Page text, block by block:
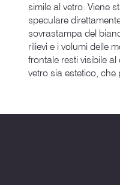
simile al vetro. Viene
speculare
sovrastampa del
rilievi e i volumi delle
frontale resti visibile
vetro sia estetico, che